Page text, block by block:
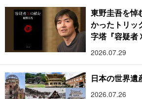
東野圭吾を悼
かったトリッ
字塔『容疑者
2026.07.29
日本の世界遺
2026.07.26